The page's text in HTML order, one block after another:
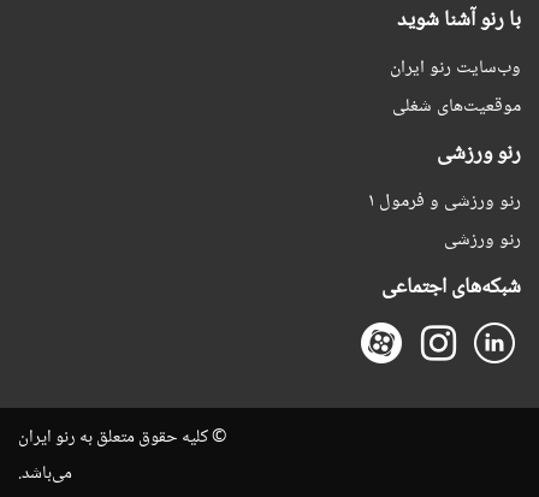
با رنو آشنا شوید
وب‌سایت رنو ایران
موقعیت‌های شغلی
رنو ورزشی
رنو ورزشی و فرمول ۱
رنو ورزشی
شبکه‌های اجتماعی
© کلیه حقوق متعلق به رنو ایران
می‌باشد.